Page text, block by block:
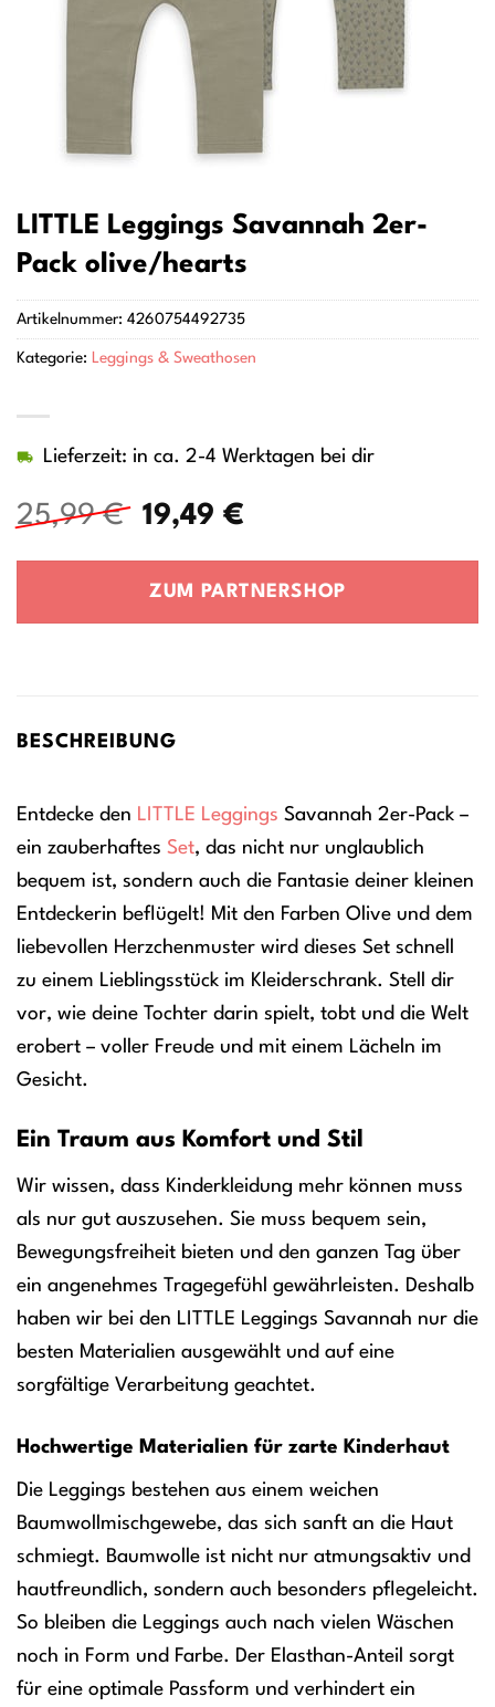
LITTLE Leggings Savannah 2er-
Pack olive/hearts
25,99€
Ursprünglicher
war:
19,49 €Aktueller
ist:
Lieferzeit: in ca. 2-4 Werktagen bei dir
ZUM PARTNERSHOP
Artikelnummer: 4260754492735
Kategorie: Leggings & Sweathosen
BESCHREIBUNG
Entdecke den LITTLE Leggings Savannah 2er-Pack –
ein zauberhaftes Set, das nicht nur unglaublich
bequem ist, sondern auch die Fantasie deiner kleinen
Entdeckerin beflügelt! Mit den Farben Olive und dem
liebevollen Herzchenmuster wird dieses Set schnell
zu einem Lieblingsstück im Kleiderschrank. Stell dir
vor, wie deine Tochter darin spielt, tobt und die Welt
erobert – voller Freude und mit einem Lächeln im
Gesicht.
Ein Traum aus Komfort und Stil
Wir wissen, dass Kinderkleidung mehr können muss
als nur gut auszusehen. Sie muss bequem sein,
Bewegungsfreiheit bieten und den ganzen Tag über
ein angenehmes Tragegefühl gewährleisten. Deshalb
haben wir bei den LITTLE Leggings Savannah nur die
besten Materialien ausgewählt und auf eine
sorgfältige Verarbeitung geachtet.
Hochwertige Materialien für zarte Kinderhaut
Die Leggings bestehen aus einem weichen
Baumwollmischgewebe, das sich sanft an die Haut
schmiegt. Baumwolle ist nicht nur atmungsaktiv und
hautfreundlich, sondern auch besonders pflegeleicht.
So bleiben die Leggings auch nach vielen Wäschen
noch in Form und Farbe. Der Elasthan-Anteil sorgt
für eine optimale Passform und verhindert ein